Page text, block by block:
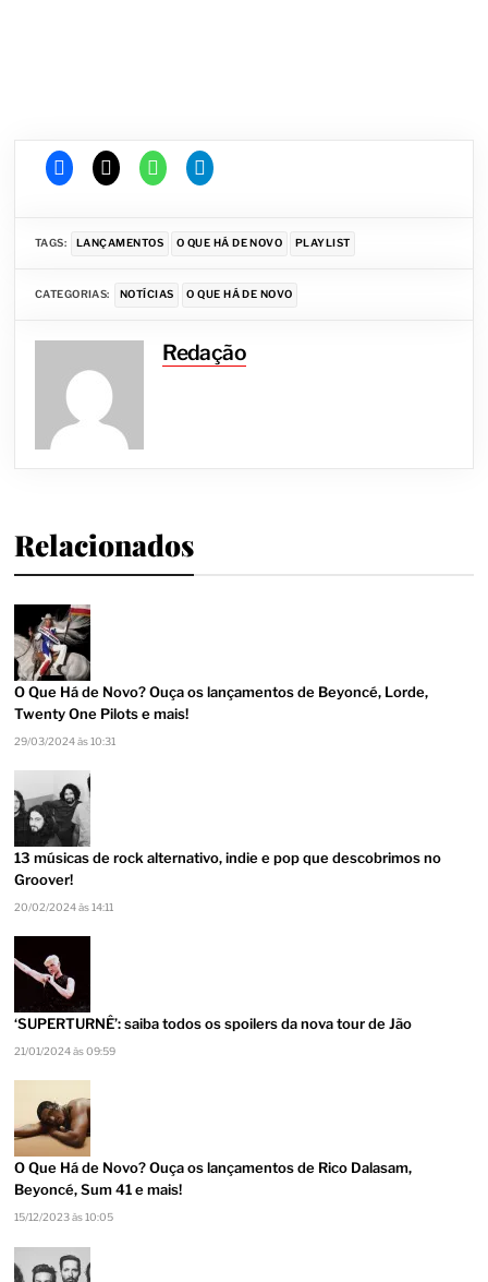
TAGS: LANÇAMENTOS O QUE HÁ DE NOVO PLAYLIST
CATEGORIAS: NOTÍCIAS O QUE HÁ DE NOVO
Redação
Relacionados
O Que Há de Novo? Ouça os lançamentos de Beyoncé, Lorde,
Twenty One Pilots e mais!
29/03/2024 às 10:31
13 músicas de rock alternativo, indie e pop que descobrimos no
Groover!
20/02/2024 às 14:11
‘SUPERTURNÊ’: saiba todos os spoilers da nova tour de Jão
21/01/2024 às 09:59
O Que Há de Novo? Ouça os lançamentos de Rico Dalasam,
Beyoncé, Sum 41 e mais!
15/12/2023 às 10:05